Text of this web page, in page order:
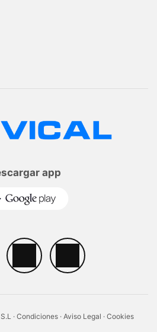
app
· Condiciones · Aviso Legal · Cookies